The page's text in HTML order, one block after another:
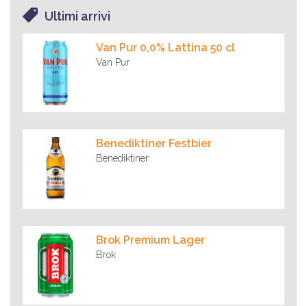
Ultimi arrivi
Van Pur 0,0% Lattina 50 cl
Van Pur
Benediktiner Festbier
Benediktiner
Brok Premium Lager
Brok